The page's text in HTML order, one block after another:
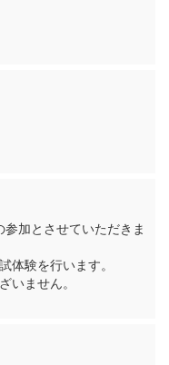
参加とさせていただきま
体験を行います。
いません。